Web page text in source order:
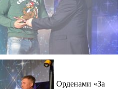
Орденами «За